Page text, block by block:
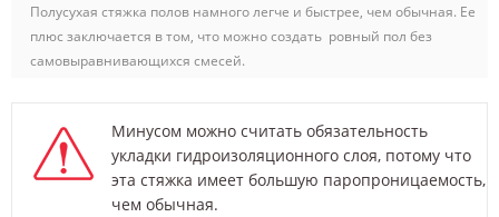
Полусухая стяжка полов намного легче и быстрее, чем обычная. Ее
плюс заключается в том, что можно создать ровный пол без
самовыравнивающихся смесей.
Минусом можно считать обязательность
укладки гидроизоляционного слоя, потому что
эта стяжка имеет большую паропроницаемость,
чем обычная.